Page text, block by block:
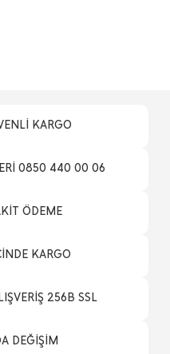
KARGO
0850 440 00 06
ÖDEME
KARGO
256B SSL
DEĞİŞİM